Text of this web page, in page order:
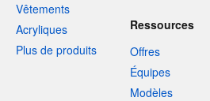
Vêtements
Acryliques
Plus de produits
Ressources
Offres
Équipes
Modèles